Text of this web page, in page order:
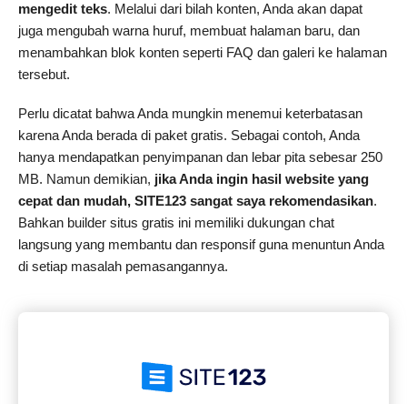
mengedit teks. Melalui dari bilah konten, Anda akan dapat
juga mengubah warna huruf, membuat halaman baru, dan
menambahkan blok konten seperti FAQ dan galeri ke halaman
tersebut.
Perlu dicatat bahwa Anda mungkin menemui keterbatasan
karena Anda berada di paket gratis. Sebagai contoh, Anda
hanya mendapatkan penyimpanan dan lebar pita sebesar 250
MB. Namun demikian, jika Anda ingin hasil website yang
cepat dan mudah, SITE123 sangat saya rekomendasikan.
Bahkan builder situs gratis ini memiliki dukungan chat
langsung yang membantu dan responsif guna menuntun Anda
di setiap masalah pemasangannya.